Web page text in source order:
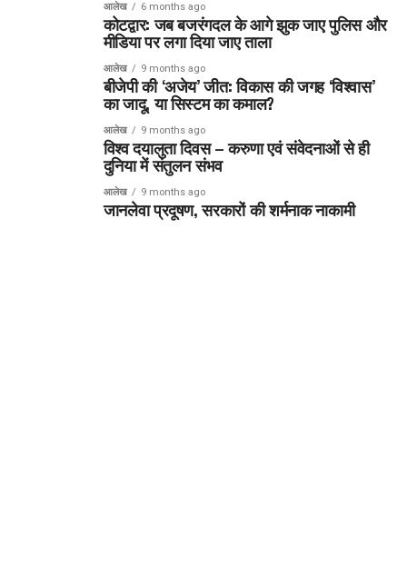
आलेख 6 months ago
कोटद्वार: जब बजरंगदल के आगे झुक जाए पुलिस और
मीडिया पर लगा दिया जाए ताला
आलेख 9 months ago
बीजेपी की ‘अजेय’ जीत: विकास की जगह ‘विश्वास’
का जादू, या सिस्टम का कमाल?
आलेख 9 months ago
विश्व दयालुता दिवस – करुणा एवं संवेदनाओं से ही
दुनिया में संतुलन संभव
आलेख 9 months ago
जानलेवा प्रदूषण, सरकारों की शर्मनाक नाकामी